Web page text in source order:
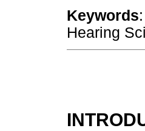
Keywords
Hearing